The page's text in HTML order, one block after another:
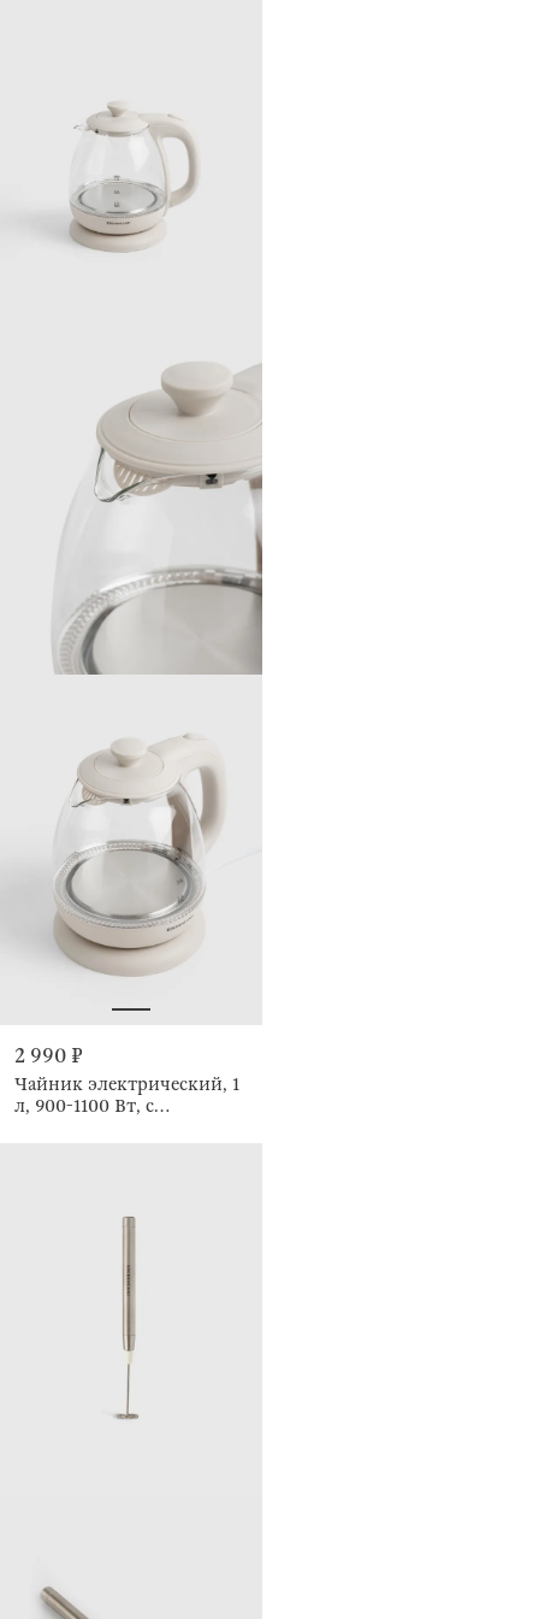
Мерный стакан и чашу для измельчения можно мыть в посудомоечной
машине.
Корпус блендера протирать мягкой влажной тканью.
Предназначен для бытового использования.
Инструкция по эксплуатации внутри упаковки.
2 990 ₽
Чайник электрический, 1
л, 900-1100 Вт, с